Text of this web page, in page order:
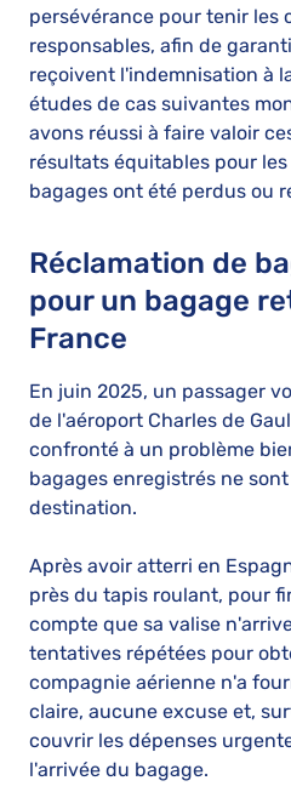
persévérance pour tenir les
responsables, afin de
reçoivent l'indemnisation à
études de cas suivantes
avons réussi à faire valoir
résultats équitables pour
bagages ont été perdus ou
Réclamation de
pour un bagage
France
En juin 2025, un passager
de l'aéroport Charles de
confronté à un problème
bagages enregistrés ne
destination.
Après avoir atterri en
près du tapis roulant, pour
compte que sa valise
tentatives répétées pour
compagnie aérienne n'a
claire, aucune excuse et,
couvrir les dépenses
l'arrivée du bagage.